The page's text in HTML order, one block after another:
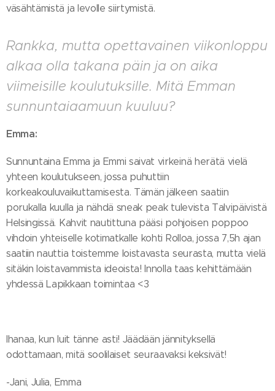
väsähtämistä ja levolle siirtymistä.
Rankka, mutta opettavainen viikonloppu
alkaa olla takana päin ja on aika
viimeisille koulutuksille. Mitä Emman
sunnuntaiaamuun kuuluu?
Emma:
Sunnuntaina Emma ja Emmi saivat virkeinä herätä vielä
yhteen koulutukseen, jossa puhuttiin
korkeakouluvaikuttamisesta. Tämän jälkeen saatiin
porukalla kuulla ja nähdä sneak peak tulevista Talvipäivistä
Helsingissä. Kahvit nautittuna pääsi pohjoisen poppoo
vihdoin yhteiselle kotimatkalle kohti Rolloa, jossa 7,5h ajan
saatiin nauttia toistemme loistavasta seurasta, mutta vielä
sitäkin loistavammista ideoista! Innolla taas kehittämään
yhdessä Lapikkaan toimintaa <3
Ihanaa, kun luit tänne asti! Jäädään jännityksellä
odottamaan, mitä soolilaiset seuraavaksi keksivät!
-Jani, Julia, Emma